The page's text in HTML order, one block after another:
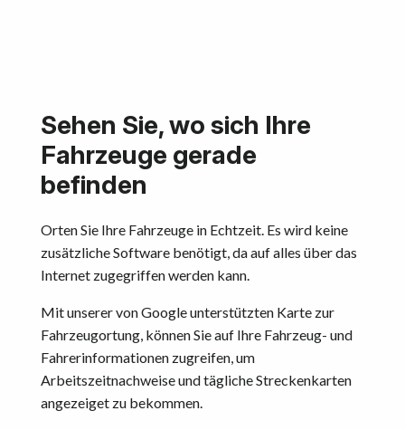
Sehen Sie, wo sich Ihre
Fahrzeuge gerade
befinden
Orten Sie Ihre Fahrzeuge in Echtzeit. Es wird keine
zusätzliche Software benötigt, da auf alles über das
Internet zugegriffen werden kann.
Mit unserer von Google unterstützten Karte zur
Fahrzeugortung, können Sie auf Ihre Fahrzeug- und
Fahrerinformationen zugreifen, um
Arbeitszeitnachweise und tägliche Streckenkarten
angezeiget zu bekommen.